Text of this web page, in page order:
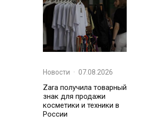
Новости · 07.08.2026
Zara получила товарный
знак для продажи
косметики и техники в
России